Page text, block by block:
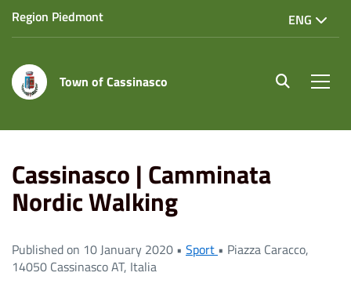
Region Piedmont ENG
Town of Cassinasco site.searc
Cassinasco | Camminata
Nordic Walking
Published on 10 January 2020 • Sport • Piazza Caracco,
14050 Cassinasco AT, Italia